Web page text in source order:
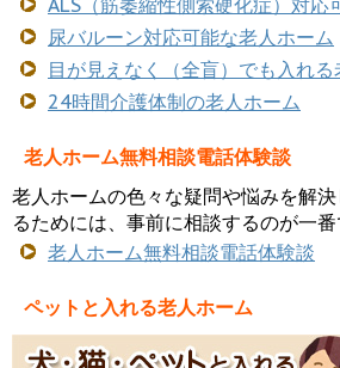
尿バルーン対応可能な老人ホーム
目が見えなく（全盲）でも入れる
24時間介護体制の老人ホーム
老人ホーム無料相談電話体験談
老人ホームの色々な疑問や悩みを解
るためには、事前に相談するのが一番
老人ホーム無料相談電話体験談
ペットと入れる老人ホーム